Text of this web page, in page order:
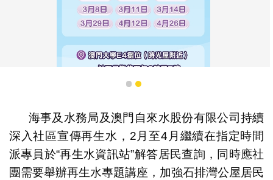
再生水資訊站專員駐場時間
1 2
海事及水務局及澳門自來水股份有限公司持續
深入社區宣傳再生水，2月至4月繼續在指定時間
派專員於“再生水資訊站”解答居民查詢，同時應社
團需要舉辦再生水專題講座，加強石排灣公屋居民